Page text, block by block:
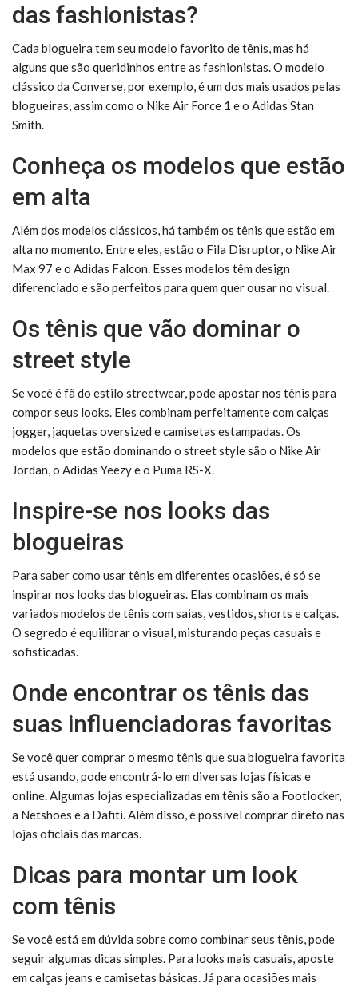
das fashionistas?
Cada blogueira tem seu modelo favorito de tênis, mas há
alguns que são queridinhos entre as fashionistas. O modelo
clássico da Converse, por exemplo, é um dos mais usados pelas
blogueiras, assim como o Nike Air Force 1 e o Adidas Stan
Smith.
Conheça os modelos que estão
em alta
Além dos modelos clássicos, há também os tênis que estão em
alta no momento. Entre eles, estão o Fila Disruptor, o Nike Air
Max 97 e o Adidas Falcon. Esses modelos têm design
diferenciado e são perfeitos para quem quer ousar no visual.
Os tênis que vão dominar o
street style
Se você é fã do estilo streetwear, pode apostar nos tênis para
compor seus looks. Eles combinam perfeitamente com calças
jogger, jaquetas oversized e camisetas estampadas. Os
modelos que estão dominando o street style são o Nike Air
Jordan, o Adidas Yeezy e o Puma RS-X.
Inspire-se nos looks das
blogueiras
Para saber como usar tênis em diferentes ocasiões, é só se
inspirar nos looks das blogueiras. Elas combinam os mais
variados modelos de tênis com saias, vestidos, shorts e calças.
O segredo é equilibrar o visual, misturando peças casuais e
sofisticadas.
Onde encontrar os tênis das
suas influenciadoras favoritas
Se você quer comprar o mesmo tênis que sua blogueira favorita
está usando, pode encontrá-lo em diversas lojas físicas e
online. Algumas lojas especializadas em tênis são a Footlocker,
a Netshoes e a Dafiti. Além disso, é possível comprar direto nas
lojas oficiais das marcas.
Dicas para montar um look
com tênis
Se você está em dúvida sobre como combinar seus tênis, pode
seguir algumas dicas simples. Para looks mais casuais, aposte
em calças jeans e camisetas básicas. Já para ocasiões mais